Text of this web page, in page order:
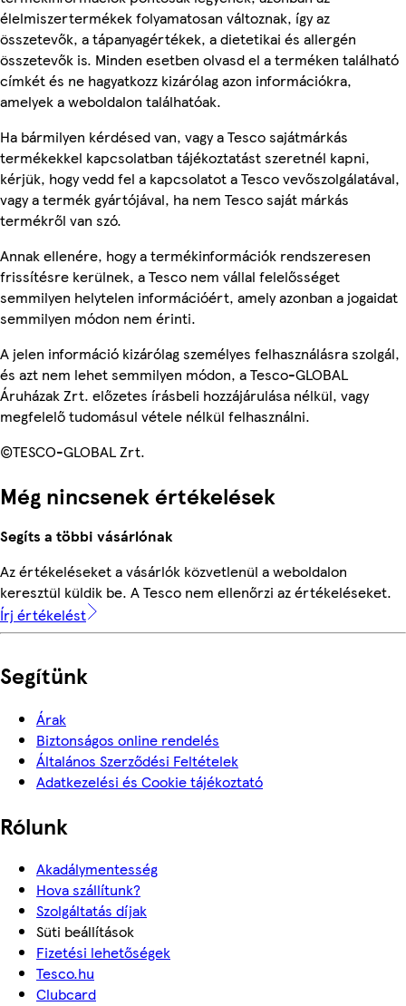
élelmiszertermékek folyamatosan változnak, így az
összetevők, a tápanyagértékek, a dietetikai és allergén
összetevők is. Minden esetben olvasd el a terméken található
címkét és ne hagyatkozz kizárólag azon információkra,
amelyek a weboldalon találhatóak.
Ha bármilyen kérdésed van, vagy a Tesco sajátmárkás
termékekkel kapcsolatban tájékoztatást szeretnél kapni,
kérjük, hogy vedd fel a kapcsolatot a Tesco vevőszolgálatával,
vagy a termék gyártójával, ha nem Tesco saját márkás
termékről van szó.
Annak ellenére, hogy a termékinformációk rendszeresen
frissítésre kerülnek, a Tesco nem vállal felelősséget
semmilyen helytelen információért, amely azonban a jogaidat
semmilyen módon nem érinti.
A jelen információ kizárólag személyes felhasználásra szolgál,
és azt nem lehet semmilyen módon, a Tesco-GLOBAL
Áruházak Zrt. előzetes írásbeli hozzájárulása nélkül, vagy
megfelelő tudomásul vétele nélkül felhasználni.
©TESCO-GLOBAL Zrt.
Még nincsenek értékelések
Segíts a többi vásárlónak
Az értékeléseket a vásárlók közvetlenül a weboldalon
keresztül küldik be. A Tesco nem ellenőrzi az értékeléseket.
Írj értékelést
Segítünk
Árak
Biztonságos online rendelés
Általános Szerződési Feltételek
Adatkezelési és Cookie tájékoztató
Rólunk
Akadálymentesség
Hova szállítunk?
Szolgáltatás díjak
Süti beállítások
Fizetési lehetőségek
Tesco.hu
Clubcard